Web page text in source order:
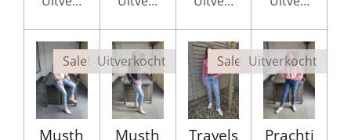
Sale!
Musth
Uitverkocht
Musth
Sale
Travels
Uitverkocht
Prachti